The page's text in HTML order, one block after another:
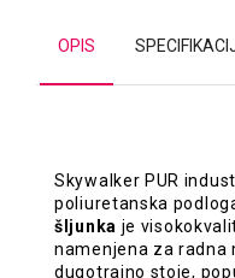
OPIS
Skywalker PUR
poliuretanska
šljunka je
namenjena za radna
dugotrajno stoje,